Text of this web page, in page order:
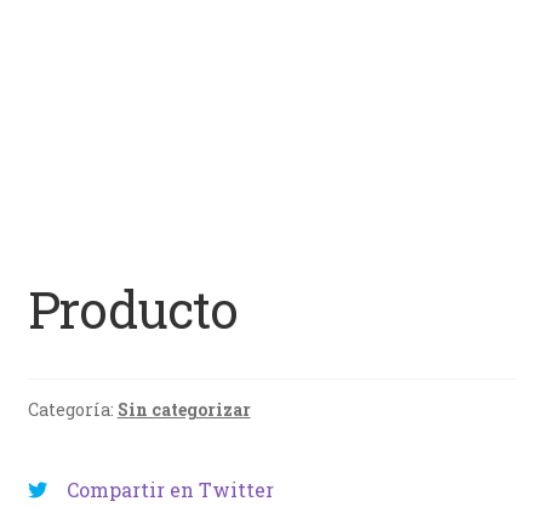
Producto
Categoría: Sin categorizar
Compartir en Twitter